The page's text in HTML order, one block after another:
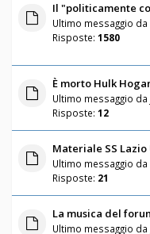
Il "politicamente
Ultimo messaggio da
Risposte: 1580
È morto Hulk
Ultimo messaggio da
Risposte: 12
Materiale SS
Ultimo messaggio da
Risposte: 21
La musica del
Ultimo messaggio da